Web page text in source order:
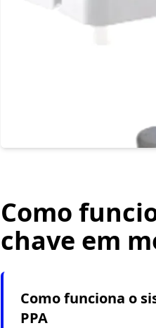
Como
chave em
Como funciona o
PPA